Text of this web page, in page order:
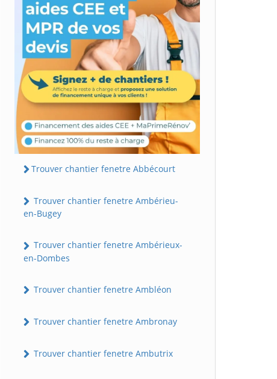
Trouver chantier fenetre Abbécourt
Trouver chantier fenetre Ambérieu-
en-Bugey
Trouver chantier fenetre Ambérieux-
en-Dombes
Trouver chantier fenetre Ambléon
Trouver chantier fenetre Ambronay
Trouver chantier fenetre Ambutrix